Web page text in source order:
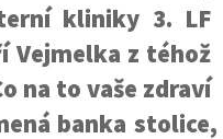
kliniky 3. LF
Vejmelka z téhož
na to vaše zdraví
banka